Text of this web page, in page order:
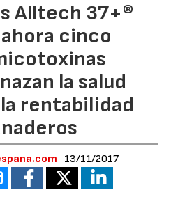
Alltech 37+®
cinco
la salud
rentabilidad
13/11/2017